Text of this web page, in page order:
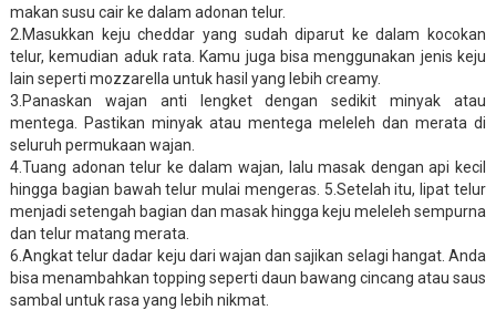
makan susu cair ke dalam adonan telur.
2.Masukkan keju cheddar yang sudah diparut ke dalam kocokan
telur, kemudian aduk rata. Kamu juga bisa menggunakan jenis keju
lain seperti mozzarella untuk hasil yang lebih creamy.
3.Panaskan wajan anti lengket dengan sedikit minyak atau
mentega. Pastikan minyak atau mentega meleleh dan merata di
seluruh permukaan wajan.
4.Tuang adonan telur ke dalam wajan, lalu masak dengan api kecil
hingga bagian bawah telur mulai mengeras. 5.Setelah itu, lipat telur
menjadi setengah bagian dan masak hingga keju meleleh sempurna
dan telur matang merata.
6.Angkat telur dadar keju dari wajan dan sajikan selagi hangat. Anda
bisa menambahkan topping seperti daun bawang cincang atau saus
sambal untuk rasa yang lebih nikmat.